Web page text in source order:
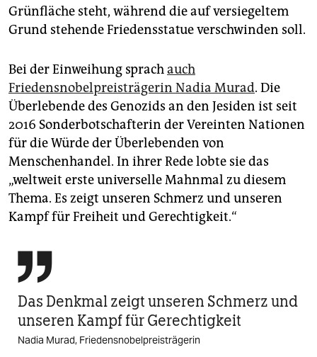
Grünfläche steht, während die auf versiegeltem
Grund stehende Friedensstatue verschwinden soll.
Bei der Einweihung sprachauch
Friedensnobelpreisträgerin Nadia Murad. Die
Überlebende des Genozids an den Jesiden ist seit
2016 Sonderbotschafterin der Vereinten Nationen
für die Würde der Überlebenden von
Menschenhandel. In ihrer Rede lobte sie das
„weltweit erste universelle Mahnmal zu diesem
Thema. Es zeigt unseren Schmerz und unseren
Kampf für Freiheit und Gerechtigkeit.“

Das Denkmal zeigt unseren Schmerz und
unseren Kampf für Gerechtigkeit
Nadia Murad, Friedensnobelpreisträgerin